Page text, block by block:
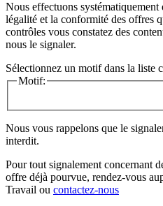
Nous effectuons
légalité et la conformité des offres
contrôles vous constatez des
nous le signaler.
Sélectionnez un motif dans la liste
Motif:
Nous vous rappelons que le
interdit.
Pour tout signalement concernant
offre déjà pourvue, rendez-vous
Travail ou contactez-nous